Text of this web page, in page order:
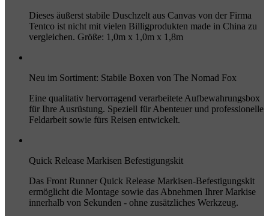
Dieses äußerst stabile Duschzelt aus Canvas von der Firma
Tentco ist nicht mit vielen Billigprodukten made in China zu
vergleichen. Größe: 1,0m x 1,0m x 1,8m
Neu im Sortiment: Stabile Boxen von The Nomad Fox
Eine qualitativ hervorragend verarbeitete Aufbewahrungsbox
für Ihre Ausrüstung. Speziell für Abenteuer und professionelle
Feldarbeit sowie fürs Reisen entwickelt.
Quick Release Markisen Befestigungskit
Das Front Runner Quick Release Markisen-Befestigungskit
ermöglicht die Montage sowie das Abnehmen Ihrer Markise
innerhalb von Sekunden - ohne zusätzliches Werkzeug.